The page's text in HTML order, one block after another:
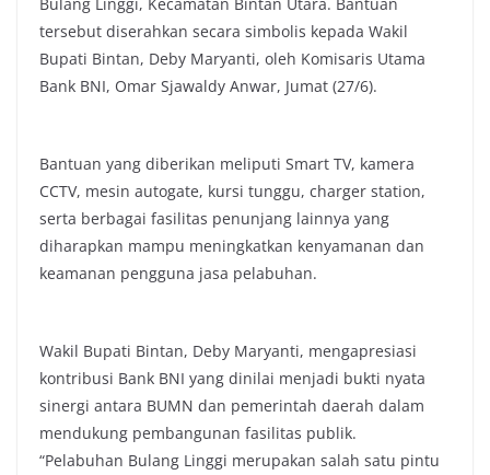
tersebut diserahkan secara simbolis kepada Wakil
Bupati Bintan, Deby Maryanti, oleh Komisaris Utama
Bank BNI, Omar Sjawaldy Anwar, Jumat (27/6).
Bantuan yang diberikan meliputi Smart TV, kamera
CCTV, mesin autogate, kursi tunggu, charger station,
serta berbagai fasilitas penunjang lainnya yang
diharapkan mampu meningkatkan kenyamanan dan
keamanan pengguna jasa pelabuhan.
Wakil Bupati Bintan, Deby Maryanti, mengapresiasi
kontribusi Bank BNI yang dinilai menjadi bukti nyata
sinergi antara BUMN dan pemerintah daerah dalam
mendukung pembangunan fasilitas publik.
“Pelabuhan Bulang Linggi merupakan salah satu pintu